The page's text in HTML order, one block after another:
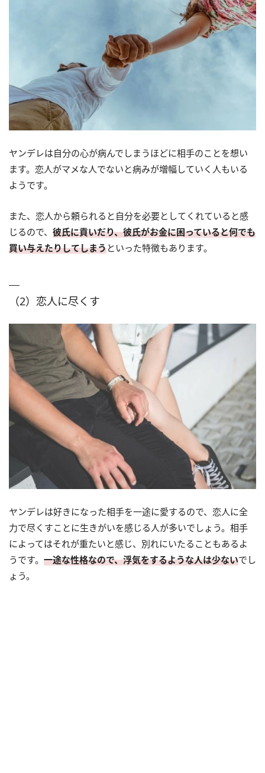
ヤンデレは自分の心が病んでしまうほどに相手のことを想い
ます。恋人がマメな人でないと病みが増幅していく人もいる
ようです。
また、恋人から頼られると自分を必要としてくれていると感
じるので、 彼氏に貢いだり、彼氏がお金に困っていると何でも
買い与えたりしてしまうといった特徴もあります。
（2）恋人に尽くす
ヤンデレは好きになった相手を一途に愛するので、恋人に全
力で尽くすことに生きがいを感じる人が多いでしょう。相手
によってはそれが重たいと感じ、別れにいたることもあるよ
うです。 一途な性格なので、浮気をするような人は少ないでし
ょう。